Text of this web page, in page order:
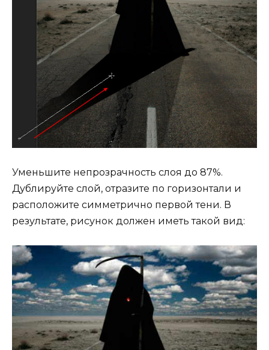
Уменьшите непрозрачность слоя до 87%.
Дублируйте слой, отразите по горизонтали и
расположите симметрично первой тени. В
результате, рисунок должен иметь такой вид: